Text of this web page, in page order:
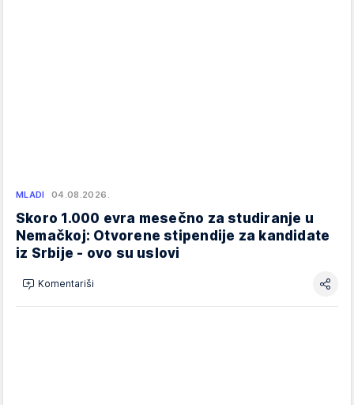
MLADI 04.08.2026.
Skoro 1.000 evra mesečno za studiranje u
Nemačkoj: Otvorene stipendije za kandidate
iz Srbije - ovo su uslovi
Komentariši